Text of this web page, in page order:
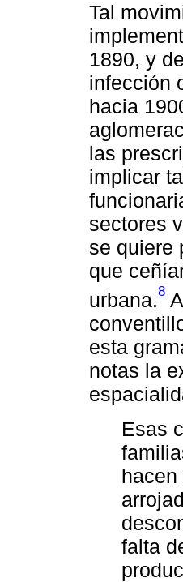
Tal
1890, y
infección
hacia
las
implicar
sectores
se quiere
que
urbana.8
esta
notas la
Esas
falta